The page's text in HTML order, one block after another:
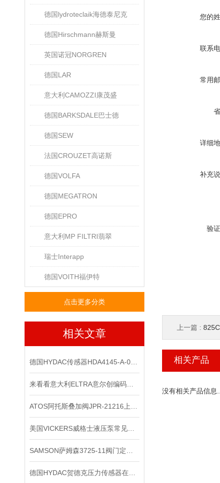
德国lydroteclaik海德泰尼克
德国Hirschmann赫斯曼
英国诺冠NORGREN
德国LAR
意大利CAMOZZI康茂盛
德国BARKSDALE巴士德
德国SEW
法国CROUZET高诺斯
德国VOLFA
德国MEGATRON
德国EPRO
意大利MP FILTRI翡翠
瑞士Interapp
德国VOITH福伊特
点击更多分类
相关文章
您的
联系
常用
详细
补充
验
上一篇 :
相关产品
没有相关产品信息